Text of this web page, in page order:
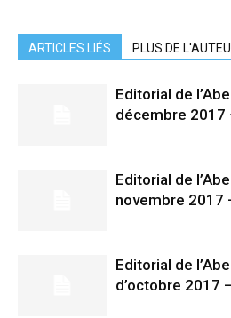
ARTICLES LIÉS PLUS DE
Editorial de
décembre 2017
Editorial de
novembre 2017
Editorial de
d’octobre 2017